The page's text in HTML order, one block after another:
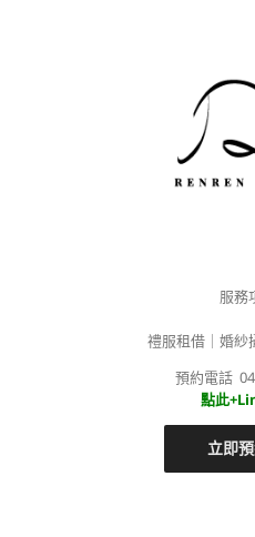
服務
禮服租借｜婚紗
預約電話
點此
立即